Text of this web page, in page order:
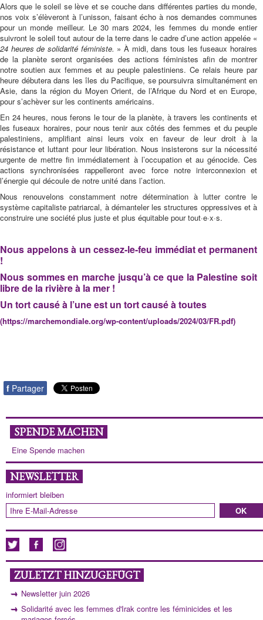
Alors que le soleil se lève et se couche dans différentes parties du monde,
nos voix s’élèveront à l’unisson, faisant écho à nos demandes communes
pour un monde meilleur. Le 30 mars 2024, les femmes du monde entier
suivront le soleil tout autour de la terre dans le cadre d’une action appelée «
24 heures de solidarité féministe. » À midi, dans tous les fuseaux horaires
de la planète seront organisées des actions féministes afin de montrer
notre soutien aux femmes et au peuple palestiniens. Ce relais heure par
heure débutera dans les îles du Pacifique, se poursuivra simultanément en
Asie, dans la région du Moyen Orient, de l’Afrique du Nord et en Europe,
pour s’achèver sur les continents américains.
En 24 heures, nous ferons le tour de la planète, à travers les continents et
les fuseaux horaires, pour nous tenir aux côtés des femmes et du peuple
palestiniens, amplifiant ainsi leurs voix en faveur de leur droit à la
résistance et luttant pour leur libération. Nous insisterons sur la nécessité
urgente de mettre fin immédiatement à l’occupation et au génocide. Ces
actions synchronisées rappelleront avec force notre interconnexion et
l’énergie qui découle de notre unité dans l’action.
Nous renouvelons constamment notre détermination à lutter contre le
système capitaliste patriarcal, à démanteler les structures oppressives et à
construire une société plus juste et plus équitable pour tout·e·x·s.
Nous appelons à un cessez-le-feu immédiat et permanent
!
Nous sommes en marche jusqu’à ce que la Palestine soit
libre de la rivière à la mer !
Un tort causé à l’une est un tort causé à toutes
(https://marchemondiale.org/wp-content/uploads/2024/03/FR.pdf)
f Partager
SPENDE MACHEN
Eine Spende machen
NEWSLETTER
informiert bleiben
ZULETZT HINZUGEFÜGT
Newsletter juin 2026
Solidarité avec les femmes d'Irak contre les féminicides et les